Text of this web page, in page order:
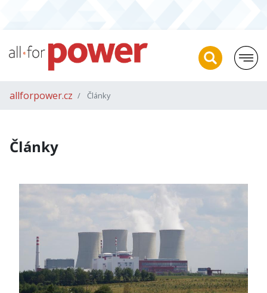
allforpower.cz Články
Články